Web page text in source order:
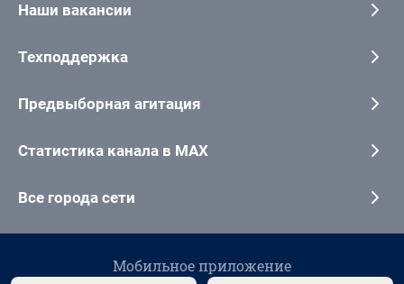
Наши вакансии
Техподдержка
Предвыборная агитация
Статистика канала в MAX
Все города сети
Мобильное приложение